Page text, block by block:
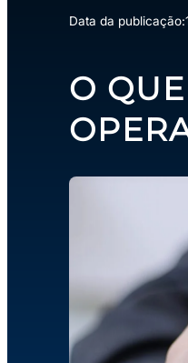
Data da publicação:
O